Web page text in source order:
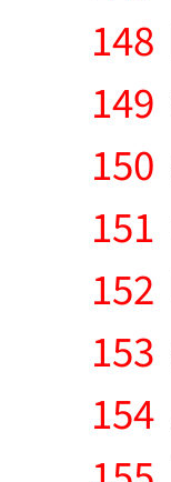
148
149
150
151
152
153
154